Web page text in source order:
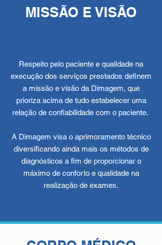
MISSÃO E VISÃO
Respeito pelo paciente e qualidade na
execução dos serviços prestados definem
a missão e visão da Dimagem, que
prioriza acima de tudo estabelecer uma
relação de confiabilidade com o paciente.
A Dimagem visa o aprimoramento técnico
diversificando ainda mais os métodos de
diagnósticos a fim de proporcionar o
máximo de conforto e qualidade na
realização de exames.